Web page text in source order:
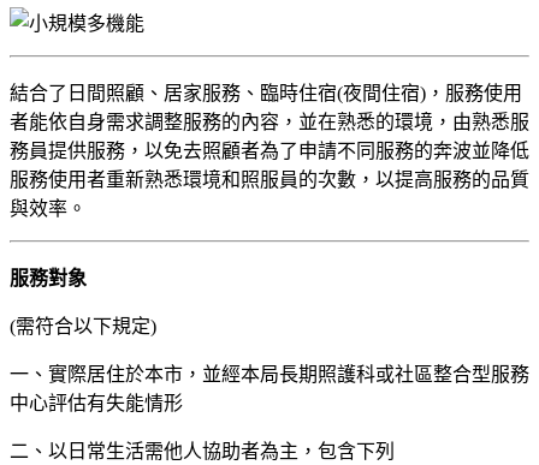
結合了日間照顧、居家服務、臨時住宿(夜間住宿)，服務使用
者能依自身需求調整服務的內容，並在熟悉的環境，由熟悉服
務員提供服務，以免去照顧者為了申請不同服務的奔波並降低
服務使用者重新熟悉環境和照服員的次數，以提高服務的品質
與效率。
服務對象
(需符合以下規定)
一、實際居住於本市，並經本局長期照護科或社區整合型服務
中心評估有失能情形
二、以日常生活需他人協助者為主，包含下列